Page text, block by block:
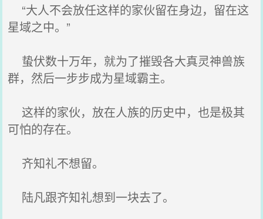
“大人不会放任这样的家伙留在身边，留在这
星域之中。”
蛰伏数十万年，就为了摧毁各大真灵神兽族
群，然后一步步成为星域霸主。
这样的家伙，放在人族的历史中，也是极其
可怕的存在。
齐知礼不想留。
陆凡跟齐知礼想到一块去了。